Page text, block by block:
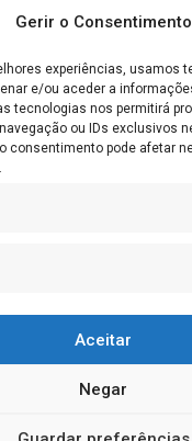
Gerir o Consentimento
experiências, usamos
e/ou aceder a
tecnologias nos permitirá
ou IDs exclusivos
consentimento pode afetar
Aceitar
Negar
Pedro do Sul